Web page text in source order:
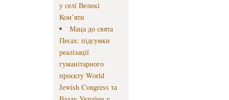
у селі Великі
Ком’яти
Маца до свята
Песах: підсумки
реалізації
гуманітарного
проєкту World
Jewish Congress та